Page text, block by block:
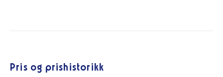
Pris og prishistorikk